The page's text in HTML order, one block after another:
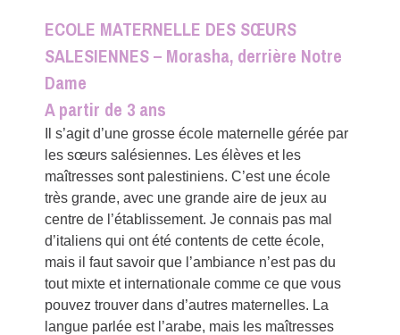
ECOLE MATERNELLE DES SŒURS
SALESIENNES – Morasha, derrière Notre
Dame
A partir de 3 ans
Il s’agit d’une grosse école maternelle gérée par
les sœurs salésiennes. Les élèves et les
maîtresses sont palestiniens. C’est une école
très grande, avec une grande aire de jeux au
centre de l’établissement. Je connais pas mal
d’italiens qui ont été contents de cette école,
mais il faut savoir que l’ambiance n’est pas du
tout mixte et internationale comme ce que vous
pouvez trouver dans d’autres maternelles. La
langue parlée est l’arabe, mais les maîtresses